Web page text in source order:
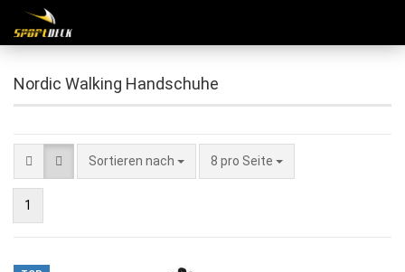
Nordic Walking Handschuhe
Sortieren nach 8 pro Seite
1